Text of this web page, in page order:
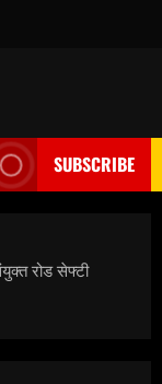
SUBSCRIBE
रोड सेफ्टी